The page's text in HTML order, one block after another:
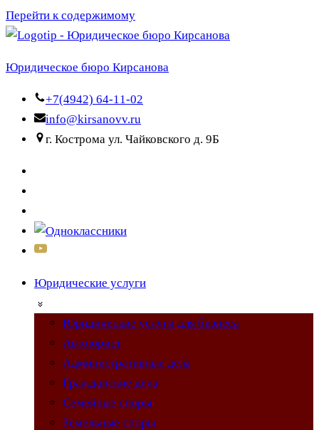
Перейти к содержимому
Юридическое бюро Кирсанова
+7(4942) 64-11-02
info@kirsanovv.ru
г. Кострома ул. Чайковского д. 9Б
Юридические услуги
Юридические услуги для бизнеса
Автоюрист
Административные дела
Гражданские дела
Семейные споры
Земельные споры